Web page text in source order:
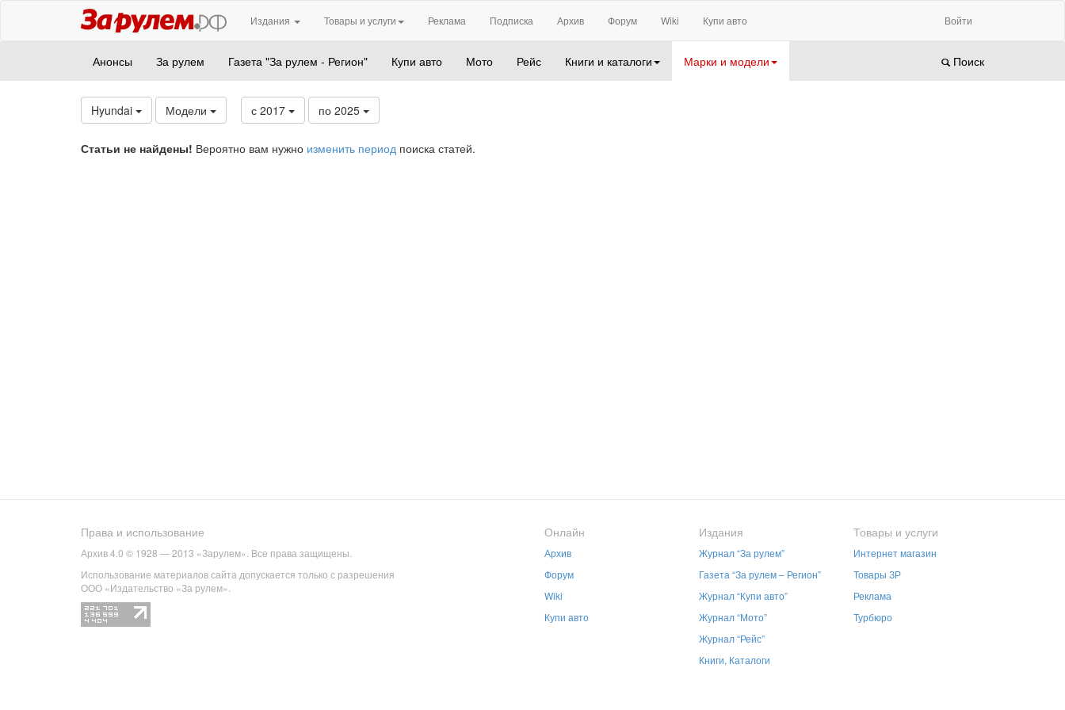
Издания Товары и услуги Реклама Подписка Архив Форум Wiki Купи авто Войти
Анонсы За рулем Газета "За рулем - Регион" Купи авто Мото Рейс Книги и каталоги Марки и модели Поиск
Hyundai Модели с 2017 по 2025
Статьи не найдены! Вероятно вам нужно изменить период поиска статей.
Права и использование
Архив 4.0 © 1928 — 2013 «Зарулем». Все права защищены.
Использование материалов сайта допускается только с разрешения
ООО «Издательство «За рулем».
Онлайн
Архив
Форум
Wiki
Купи авто
Издания
Журнал “За рулем”
Газета “За рулем – Регион”
Журнал “Купи авто”
Журнал “Мото”
Журнал “Рейс”
Книги, Каталоги
Товары и услуги
Интернет магазин
Товары ЗР
Реклама
Турбюро